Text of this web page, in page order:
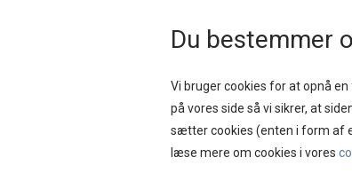
Du bestemmer
Vi bruger cookies for at opnå
på vores side så vi sikrer, at
sætter cookies (enten i form af
læse mere om cookies i vores
NYHEDER